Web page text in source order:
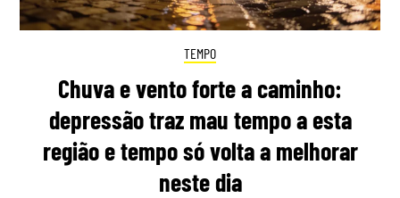
TEMPO
Chuva e vento forte a caminho:
depressão traz mau tempo a esta
região e tempo só volta a melhorar
neste dia